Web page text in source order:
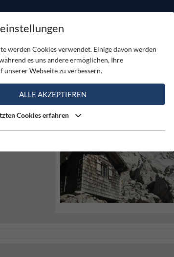
werden Cookies verwendet. Einige davon werden
es uns andere ermöglichen, Ihre
unserer Webseite zu verbessern.
ALLE AKZEPTIEREN
Cookies erfahren